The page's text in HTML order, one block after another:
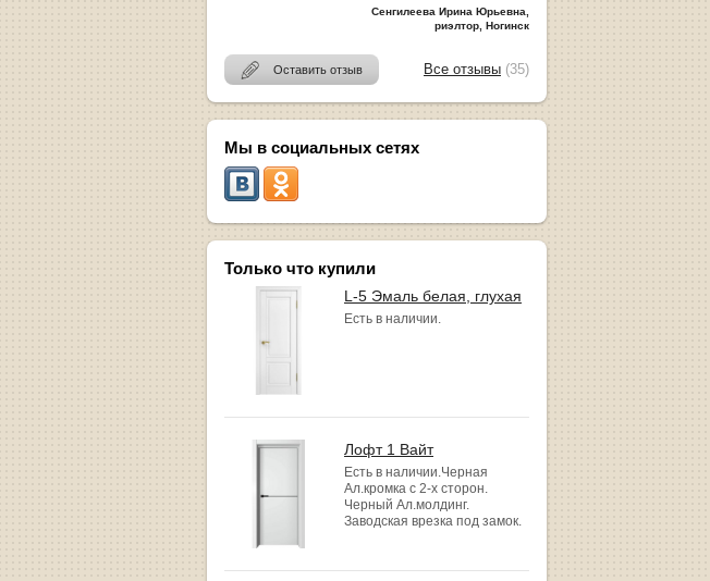
Сенгилеева Ирина Юрьевна,
риэлтор, Ногинск
Оставить отзыв Все отзывы (35)
Мы в социальных сетях
Только что купили
L-5 Эмаль белая, глухая
Есть в наличии.
Лофт 1 Вайт
Есть в наличии.Черная
Ал.кромка с 2-х сторон.
Черный Ал.молдинг.
Заводская врезка под замок.